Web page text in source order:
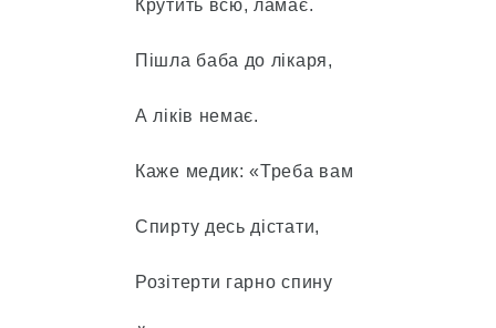
Крутить всю, ламає.
Пішла баба до лікаря,
А ліків немає.
Каже медик: «Треба вам
Спирту десь дістати,
Розітерти гарно спину